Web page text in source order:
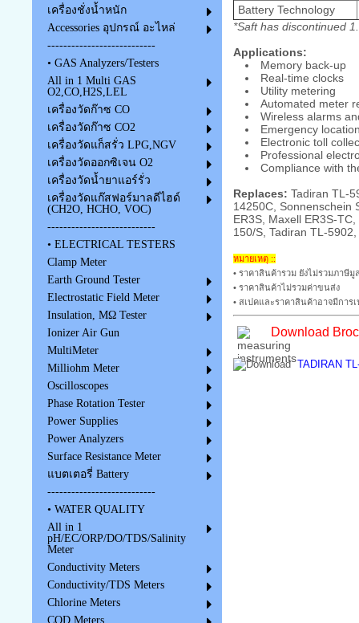
เครื่องชั่งน้ำหนัก
Accessories อุปกรณ์ อะไหล่
---------------------------
• GAS Analyzers/Testers
All in 1 Multi GAS
O2,CO,H2S,LEL
เครื่องวัดก๊าซ CO
เครื่องวัดก๊าซ CO2
เครื่องวัดแก็สรั่ว LPG,NGV
เครื่องวัดออกซิเจน O2
เครื่องวัดน้ำยาแอร์รั่ว
เครื่องวัดแก๊สฟอร์มาลดีไฮด์
(CH2O, HCHO, VOC)
---------------------------
• ELECTRICAL TESTERS
Clamp Meter
Earth Ground Tester
Electrostatic Field Meter
Insulation, MΩ Tester
Ionizer Air Gun
MultiMeter
Milliohm Meter
Oscilloscopes
Phase Rotation Tester
Power Supplies
Power Analyzers
Surface Resistance Meter
แบตเตอรี่ Battery
---------------------------
• WATER QUALITY
All in 1
pH/EC/ORP/DO/TDS/Salinity
Meter
Conductivity Meters
Conductivity/TDS Meters
Chlorine Meters
COD Meters
Battery Technology
*Saft has discontinued
Applications:
Memory back-up
Real-time clocks
Utility metering
Automated meter
Wireless alarms
Emergency
Electronic toll
Professional
Compliance with
Replaces: Tadiran TL-
14250C, Sonnenschein
ER3S, Maxell ER3S-
150/S, Tadiran TL-
หมายเหตุ ::
• ราคาสินค้ารวม ยังไม่รวมภาษีมู
• ราคาสินค้าไม่รวมค่าขนส่ง
• สเปคและราคาสินค้าอาจมีการ
Download
TADIRAN